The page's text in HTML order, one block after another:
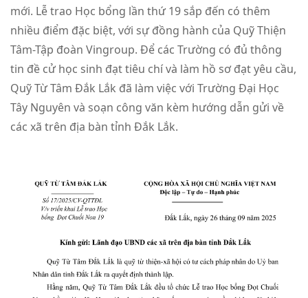
mới. Lễ trao Học bổng lần thứ 19 sắp đến có thêm
nhiều điểm đặc biệt, với sự đồng hành của Quỹ Thiện
Tâm-Tập đoàn Vingroup. Để các Trường có đủ thông
tin đề cử học sinh đạt tiêu chí và làm hồ sơ đạt yêu cầu,
Quỹ Từ Tâm Đắk Lắk đã làm việc với Trường Đại Học
Tây Nguyên và soạn công văn kèm hướng dẫn gửi về
các xã trên địa bàn tỉnh Đắk Lắk.